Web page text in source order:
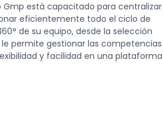
Gmp está capacitado para centralizar
eficientemente todo el ciclo de
de su equipo, desde la selección
permite gestionar las competencias
y facilidad en una plataforma